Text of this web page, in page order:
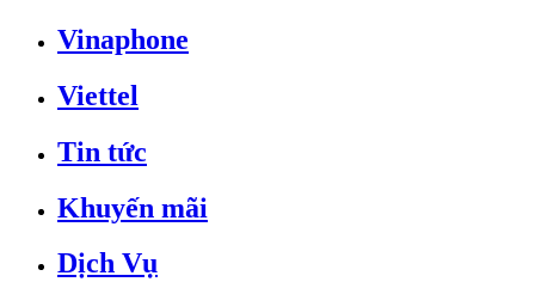
Vinaphone
Viettel
Tin tức
Khuyến mãi
Dịch Vụ